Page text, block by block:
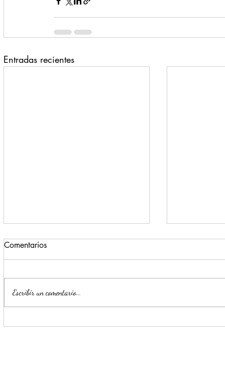
Entradas recientes
Llama Mijes activar 'Modo Si'
Impulsa
Comentarios
Escribir un comentario...